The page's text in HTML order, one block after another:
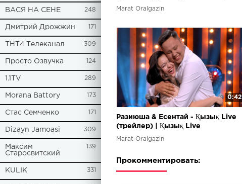
ВАСЯ НА СЕНЕ 248
Дмитрий Дрожжин 171
ТНТ4 Телеканал 309
Просто Озвучка 124
1.1TV 289
Morana Battory 173
Стас Семченко 171
Dizayn Jamoasi 309
Максим
Старосвитский
139
KULIK 331
Кызык Live
Marat Oralgazin
0:42
Разиюша & Есентай - Қызық Live
(трейлер) | Қызық Live
Marat Oralgazin
Прокомментировать: